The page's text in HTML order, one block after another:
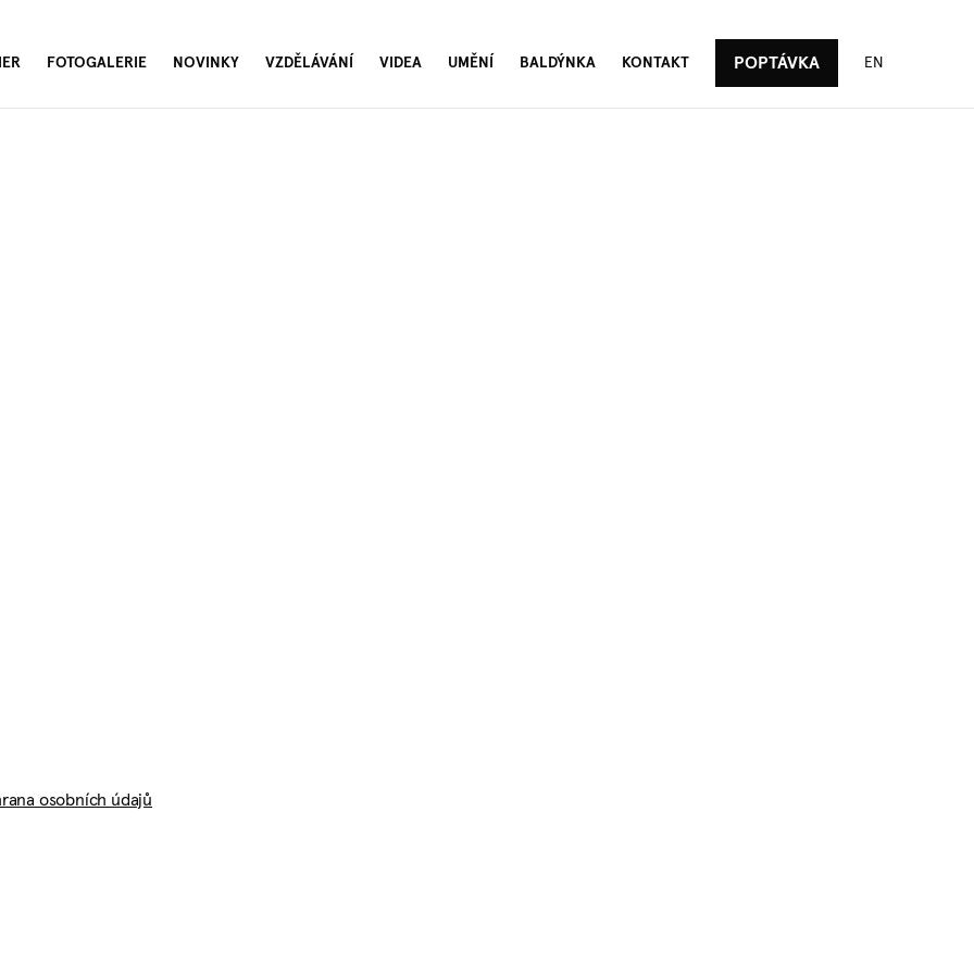
FOTOGALERIE NOVINKY VZDĚLÁVÁNÍ VIDEA UMĚNÍ BALDÝNKA KONTAKT POPTÁVKA EN
osobních údajů